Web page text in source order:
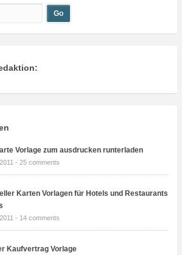
Vorlage zum ausdrucken runterladen
- 25 comments
Karten Vorlagen für Hotels und Restaurants
- 14 comments
Kaufvertrag Vorlage